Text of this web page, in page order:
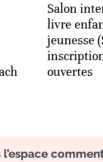
Salon
livre
jeunesse
ouvertes